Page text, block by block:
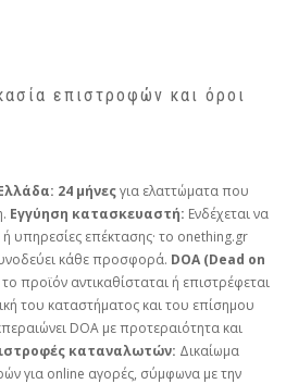
επιστροφών και όροι
24 μήνεςγια ελαττώματα που
Εγγύηση κατασκευαστή: Ενδέχεται να
υπηρεσίες επέκτασης· το onething.gr
κάθε προσφορά. DOA (Dead on
προϊόν αντικαθίσταται ή επιστρέφεται
του καταστήματος και του επίσημου
DOA με προτεραιότητα και
καταναλωτών: Δικαίωμα
για online αγορές, σύμφωνα με την